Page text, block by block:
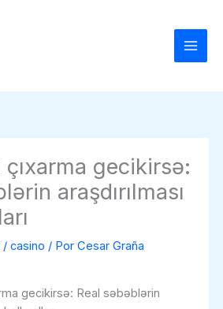
gecikirsə:
araşdırılması
/casino / PorCesar Graña
gecikirsə: Real səbəblərin